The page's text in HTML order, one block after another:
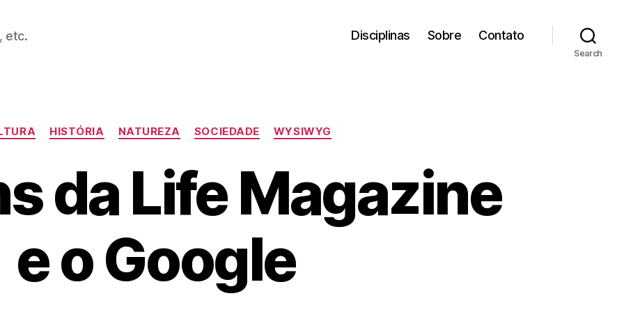
etc. Disciplinas Sobre Contato
Search
Categories
HISTÓRIA NATUREZA SOCIEDADE WYSIWYG
da Life Magazine
e o Google